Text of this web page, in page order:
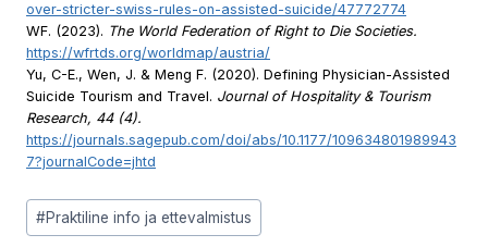
over-stricter-swiss-rules-on-assisted-suicide/47772774
WF. (2023). The World Federation of Right to Die Societies.
https://wfrtds.org/worldmap/austria/
Yu, C-E., Wen, J. & Meng F. (2020). Defining Physician-Assisted
Suicide Tourism and Travel. Journal of Hospitality & Tourism
Research, 44 (4).
https://journals.sagepub.com/doi/abs/10.1177/109634801989943
7?journalCode=jhtd
Post
Tags:
#Praktiline info ja ettevalmistus